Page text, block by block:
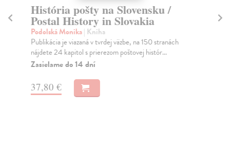
História pošty na Slovensku /
Postal History in Slovakia
Podolská Monika| Kniha
Publikácia je viazaná v tvrdej väzbe, na 150 stranách
nájdete 24 kapitol s prierezom poštovej histór...
Zasielame do 14 dní
37,80 €